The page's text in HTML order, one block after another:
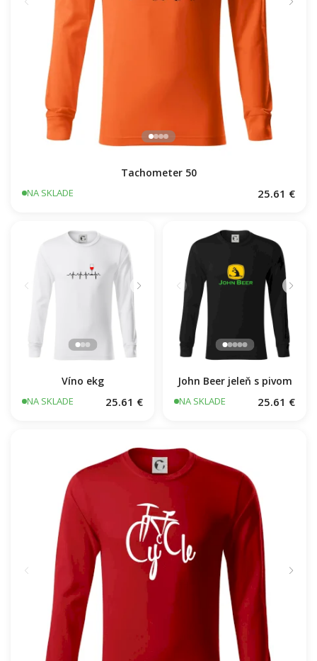
Tachometer 50
NA SKLADE 25.61 €
Víno ekg
25.61 € NA SKLADE